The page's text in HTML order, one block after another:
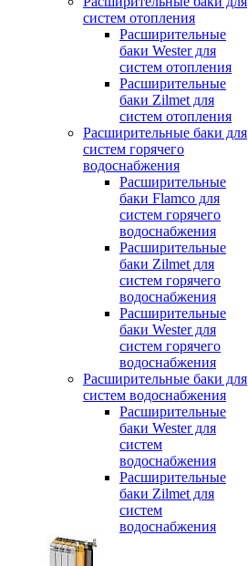
систем отопления
Расширительные
баки Wester для
систем отопления
Расширительные
баки Zilmet для
систем отопления
Расширительные баки для
систем горячего
водоснабжения
Расширительные
баки Flamco для
систем горячего
водоснабжения
Расширительные
баки Zilmet для
систем горячего
водоснабжения
Расширительные
баки Wester для
систем горячего
водоснабжения
Расширительные баки для
систем водоснабжения
Расширительные
баки Wester для
систем
водоснабжения
Расширительные
баки Zilmet для
систем
водоснабжения